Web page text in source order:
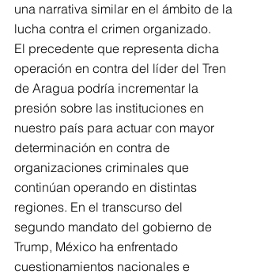
una narrativa similar en el ámbito de la
lucha contra el crimen organizado.
El precedente que representa dicha
operación en contra del líder del Tren
de Aragua podría incrementar la
presión sobre las instituciones en
nuestro país para actuar con mayor
determinación en contra de
organizaciones criminales que
continúan operando en distintas
regiones. En el transcurso del
segundo mandato del gobierno de
Trump, México ha enfrentado
cuestionamientos nacionales e